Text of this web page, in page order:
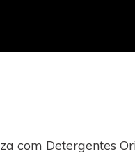
com Detergentes